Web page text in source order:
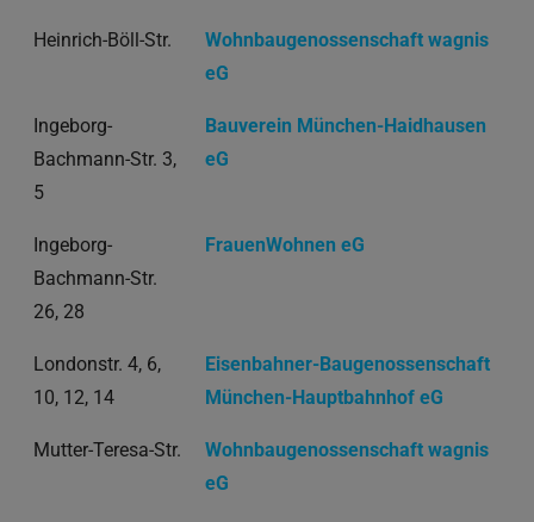
Heinrich-Böll-Str.
Wohnbaugenossenschaft wagnis
eG
Ingeborg-
Bachmann-Str. 3,
5
Bauverein München-Haidhausen
eG
Ingeborg-
Bachmann-Str.
26, 28
FrauenWohnen eG
Londonstr. 4, 6,
10, 12, 14
Eisenbahner-Baugenossenschaft
München-Hauptbahnhof eG
Mutter-Teresa-Str.
Wohnbaugenossenschaft wagnis
eG